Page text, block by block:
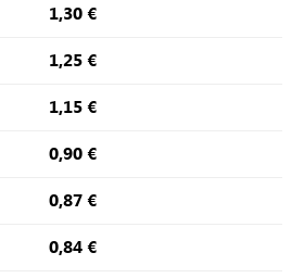
1,30 €
1,25 €
1,15 €
0,90 €
0,87 €
0,84 €